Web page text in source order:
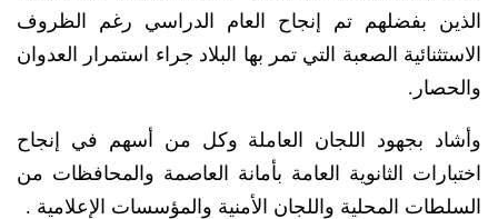
الذين بفضلهم تم إنجاح العام الدراسي رغم الظروف
الاستثنائية الصعبة التي تمر بها البلاد جراء استمرار العدوان
والحصار.
وأشاد بجهود اللجان العاملة وكل من أسهم في إنجاح
اختبارات الثانوية العامة بأمانة العاصمة والمحافظات من
السلطات المحلية واللجان الأمنية والمؤسسات الإعلامية .